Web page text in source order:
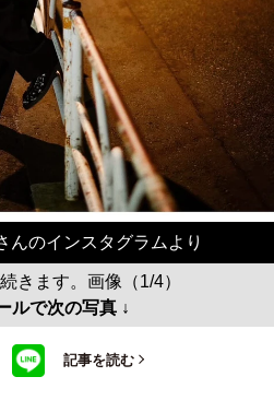
んのインスタグラムより
きます。画像（1/4）
ルで次の写真 ↓
記事を読む